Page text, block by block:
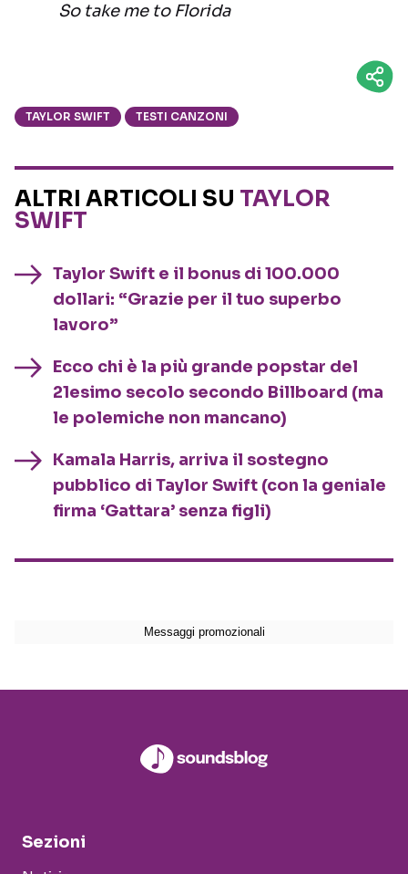
So take me to Florida
TAYLOR SWIFT TESTI CANZONI
ALTRI ARTICOLI SU TAYLOR
SWIFT
Taylor Swift e il bonus di 100.000
dollari: “Grazie per il tuo superbo
lavoro”
Ecco chi è la più grande popstar del
21esimo secolo secondo Billboard (ma
le polemiche non mancano)
Kamala Harris, arriva il sostegno
pubblico di Taylor Swift (con la geniale
firma ‘Gattara’ senza figli)
Sezioni